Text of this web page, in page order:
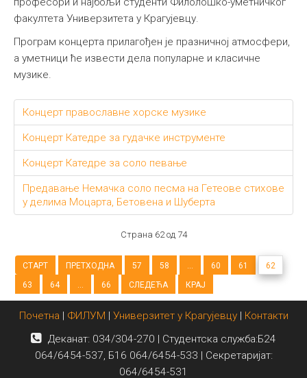
факултета Универзитета у Крагујевцу.
Програм концерта прилагођен је празничној атмосфери,
а уметници ће извести дела популарне и класичне
музике.
Концерт православне хорске музике
Концерт Катедре за гудачке инструменте
Концерт Катедре за соло певање
Предавање Немачка соло песма на Гетеове стихове
у делима Моцарта, Бетовена и Шуберта
Страна 62 од 74
СТАРТ ПРЕТХОДНА 57 58 60 61
62
63
64 66 СЛЕДЕЋА КРАЈ
Почетна | ФИЛУМ | Универзитет у Крагујевцу| Контакти
Деканат: 034/304-270 | Студентска служба:Б24
064/6454-537, Б16 064/6454-533 | Секретаријат:
064/6454-531